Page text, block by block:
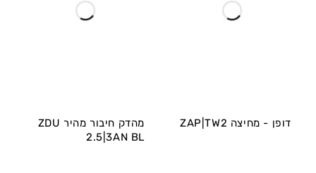
דופן - מחיצה ZAP|TW2
מהדק חיבור מהיר ZDU
2.5|3AN BL